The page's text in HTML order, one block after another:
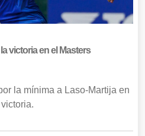
victoria en el Masters
la mínima a Laso-Martija en